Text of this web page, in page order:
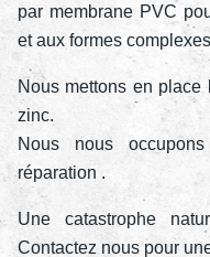
par membrane PVC
et aux formes
Nous mettons en
zinc.
Nous nous
réparation .
Une catastrophe
Contactez nous pour